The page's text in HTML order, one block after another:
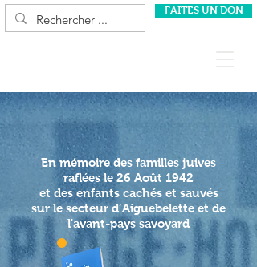
FAITES UN DON
En mémoire des familles juives
raflées le 26 Août 1942
et des enfants cachés et sauvés
sur le secteur d’Aiguebeletteet de
l'avant-pays savoyard